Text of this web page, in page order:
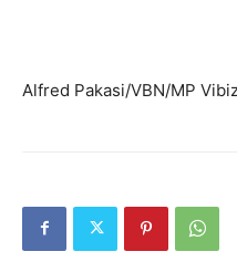
Alfred Pakasi/VBN/MP